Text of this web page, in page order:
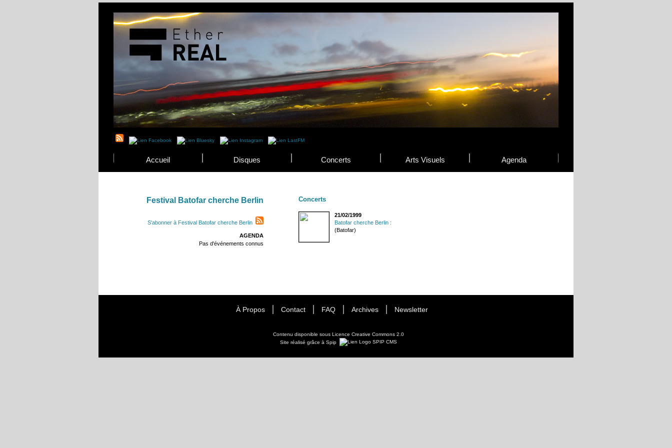
Accueil Disques Concerts Arts Visuels Agenda
Festival Batofar cherche Berlin
S'abonner à Festival Batofar cherche Berlin
AGENDA
Pas d'événements connus
Concerts
21/02/1999
Batofar cherche Berlin :
(Batofar)
À Propos Contact FAQ Archives Newsletter
Contenu disponible sous Licence Creative Commons 2.0
Site réalisé grâce à Spip